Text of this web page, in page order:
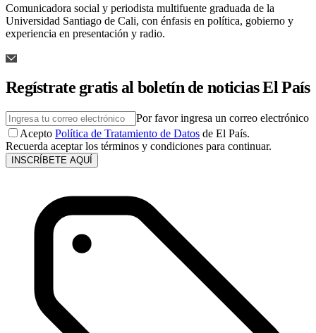
Comunicadora social y periodista multifuente graduada de la
Universidad Santiago de Cali, con énfasis en política, gobierno y
experiencia en presentación y radio.
Regístrate gratis al boletín de noticias El País
Por favor ingresa un correo electrónico
Acepto Política de Tratamiento de Datos de El País.
Recuerda aceptar los términos y condiciones para continuar.
INSCRÍBETE AQUÍ